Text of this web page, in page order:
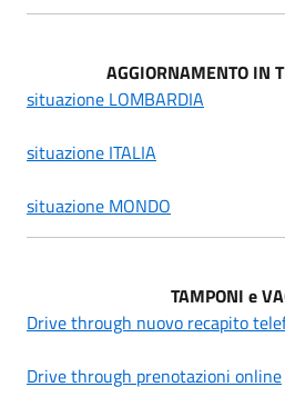
AGGIORNAMENTO IN
situazione LOMBARDIA
situazione ITALIA
situazione MONDO
TAMPONI e
Drive through nuovo recapito
Drive through prenotazioni online